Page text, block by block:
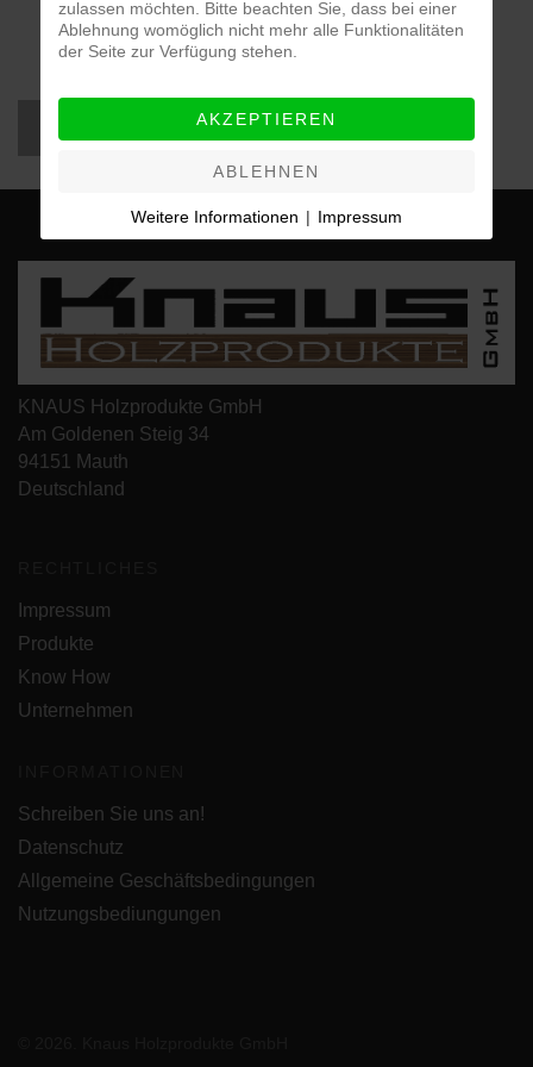
Verpackt zu je 50 Stück
Made in Germany
ZUR PRODUKTÜBERSICHT
KNAUS Holzprodukte GmbH
Am Goldenen Steig 34
94151 Mauth
Deutschland
Impressum
Produkte
Know How
Unternehmen
Schreiben Sie uns an!
Datenschutz
Allgemeine Geschäftsbedingungen
Nutzungsbediungungen
zulassen möchten. Bitte beachten Sie, dass bei einer
Ablehnung womöglich nicht mehr alle Funktionalitäten
der Seite zur Verfügung stehen.
AKZEPTIEREN
ABLEHNEN
Weitere Informationen | Impressum